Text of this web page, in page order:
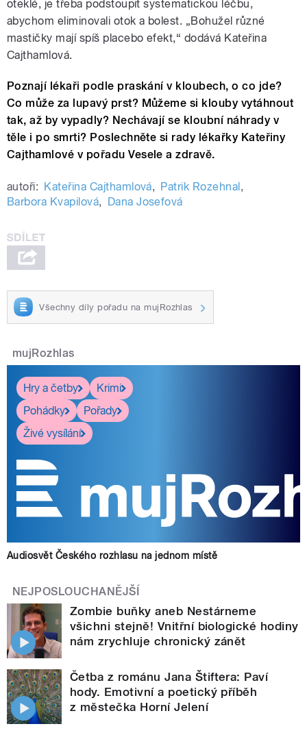
oteklé, je třeba podstoupit systematickou léčbu,
abychom eliminovali otok a bolest. „Bohužel různé
mastičky mají spíš placebo efekt,“ dodává Kateřina
Cajthamlová.
Poznají lékaři podle praskání v kloubech, o co jde?
Co může za lupavý prst? Můžeme si klouby vytáhnout
tak, až by vypadly? Nechávají se kloubní náhrady v
těle i po smrti? Poslechněte si rady lékařky Kateřiny
Cajthamlové v pořadu Vesele a zdravě.
autoři: Kateřina Cajthamlová, Patrik Rozehnal,
Barbora Kvapilová, Dana Josefová
Všechny díly pořadu na mujRozhlas
mujRozhlas
Hry a četby
Krimi
Pohádky
Pořady
Živé vysílání
Audiosvět Českého rozhlasu na jednom místě
NEJPOSLOUCHANĚJŠÍ
Zombie buňky aneb Nestárneme
všichni stejně! Vnitřní biologické hodiny
nám zrychluje chronický zánět
Četba z románu Jana Štiftera: Paví
hody. Emotivní a poetický příběh
z městečka Horní Jelení